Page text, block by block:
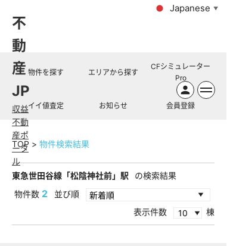
不
動
産
JP
収益
不動
産ポ
ータ
ル
Japanese ▼
物件を探す エリアから探す
CFシミュレーター
Pro
イイ値査定 お知らせ 会員登録
TOP 物件検索結果
東急世田谷線「松陰神社前」駅
の検索結果
物件数 2
並び順
表示件数
棟